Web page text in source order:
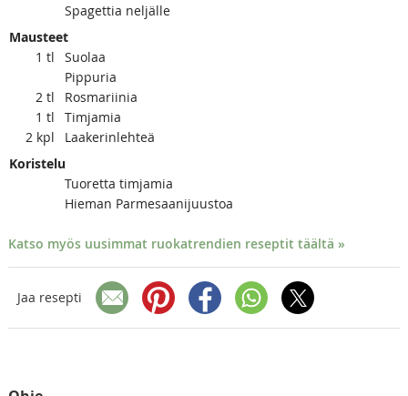
Spagettia neljälle
Mausteet
1 tl
Suolaa
Pippuria
2 tl
Rosmariinia
1 tl
Timjamia
2 kpl
Laakerinlehteä
Koristelu
Tuoretta timjamia
Hieman Parmesaanijuustoa
Katso myös uusimmat ruokatrendien reseptit täältä »
Jaa resepti